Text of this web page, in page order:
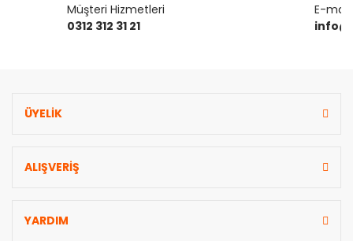
Müşteri Hizmetleri
0312 312 31 21
E-mail
ÜYELİK
ALIŞVERİŞ
YARDIM